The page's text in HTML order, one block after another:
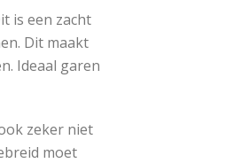
is een zacht
Dit maakt
Ideaal garen
zeker niet
moet